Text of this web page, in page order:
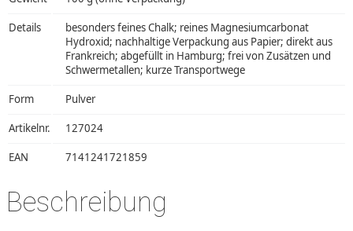
Details
besonders feines Chalk; reines Magnesiumcarbonat
Hydroxid; nachhaltige Verpackung aus Papier; direkt aus
Frankreich; abgefüllt in Hamburg; frei von Zusätzen und
Schwermetallen; kurze Transportwege
Form Pulver
Artikelnr. 127024
EAN 7141241721859
Beschreibung